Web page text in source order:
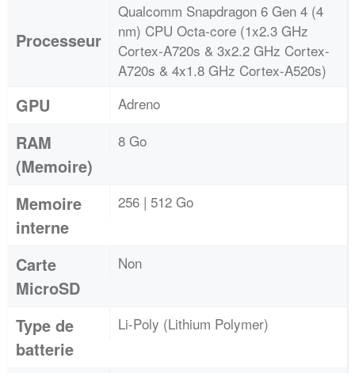
Processeur
Qualcomm Snapdragon 6 Gen 4 (4
nm) CPU Octa-core (1x2.3 GHz
Cortex-A720s & 3x2.2 GHz Cortex-
A720s & 4x1.8 GHz Cortex-A520s)
GPU Adreno
RAM
(Memoire)
8 Go
Memoire
interne
256 | 512 Go
Carte
MicroSD
Non
Type de
batterie
Li-Poly (Lithium Polymer)